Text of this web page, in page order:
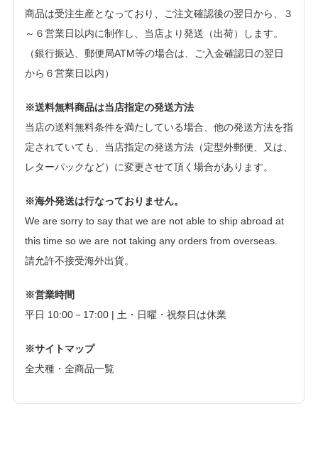
商品は受注生産となっており、ご注文確認後の翌日から、３
～６営業日以内に制作し、当店より発送（出荷）します。
（銀行振込、郵便局ATM等の場合は、ご入金確認日の翌日
から６営業日以内）
※送料無料商品は当店指定の発送方法
当店の送料無料条件を満たしている場合、他の発送方法を指
定されていても、当店指定の発送方法（定型外郵便、又は、
レターパックなど）に変更させて頂く場合があります。
※海外発送は行なっておりません。
We are sorry to say that we are not able to ship abroad at
this time so we are not taking any orders from overseas.
請允許不接受海外出貨。
※営業時間
平日 10:00－17:00 | 土・日曜・祝祭日は休業
※サイトマップ
全犬種・全商品一覧